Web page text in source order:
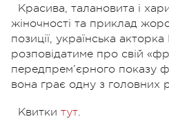
Красива, талановита і
жіночності та приклад
позиції, українська
розповідатиме про свій
передпрем’єрного показу
вона грає одну з головних
Квитки тут.